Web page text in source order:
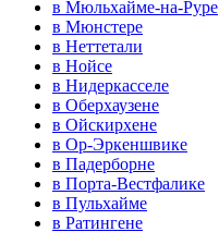
в Мюльхайме-на-Руре
в Мюнстере
в Неттетали
в Нойсе
в Нидеркасселе
в Оберхаузене
в Ойскирхене
в Ор-Эркеншвике
в Падерборне
в Порта-Вестфалике
в Пульхайме
в Ратингене